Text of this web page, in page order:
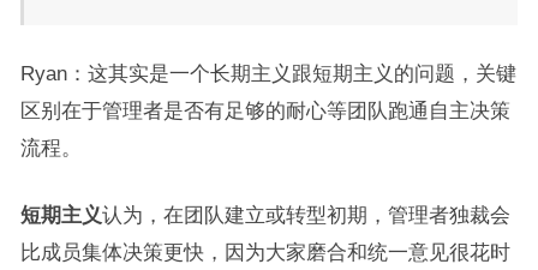
Ryan：这其实是一个长期主义跟短期主义的问题，关键
区别在于管理者是否有足够的耐心等团队跑通自主决策
流程。
短期主义认为，在团队建立或转型初期，管理者独裁会
比成员集体决策更快，因为大家磨合和统一意见很花时